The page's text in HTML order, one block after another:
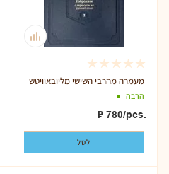
מעמרה מהרבי השישי מליובאוויטש
הרבה
₽ 780/pcs.
לסל